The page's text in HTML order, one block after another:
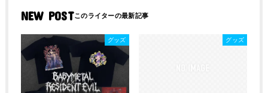
NEW POST
グッズ グッズ